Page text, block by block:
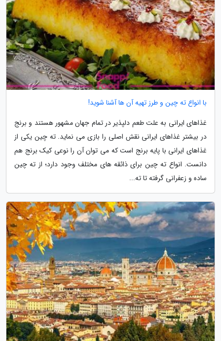
با انواع ته چین و طرز تهیه آن ها آشنا شوید!
غذاهای ایرانی به علت طعم دلپذیر در تمام جهان مشهور هستند و برنج
در بیشتر غذاهای ایرانی نقش اصلی را بازی می نماید. ته چین یکی از
غذاهای ایرانی با پایه برنج است که می توان آن را نوعی کیک برنج هم
دانست. انواع ته چین برای ذائقه های مختلف وجود دارد؛ از ته چین
ساده و زعفرانی گرفته تا ته...